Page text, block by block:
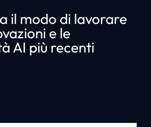
il modo di lavorare
e le
AI più recenti